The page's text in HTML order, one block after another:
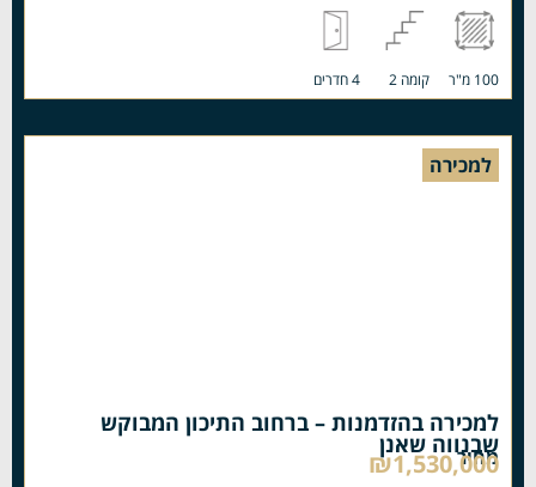
100 מ"ר קומה 2 4 חדרים
למכירה
למכירה בהזדמנות – ברחוב התיכון המבוקש
שבנווה שאנן
מחיר
₪1,530,000